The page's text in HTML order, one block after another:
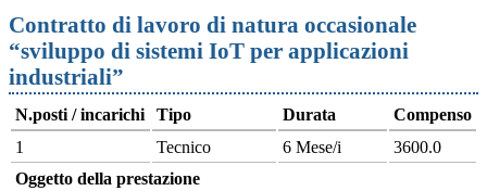
Contratto di lavoro di natura occasionale
“sviluppo di sistemi IoT per applicazioni
industriali”
N.posti / incarichi Tipo Durata
Compenso
1
Tecnico 6 Mese/i
3600.0
Oggetto della prestazione